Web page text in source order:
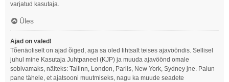
varjatud kasutaja.
Üles
Ajad on valed!
Tõenäoliselt on ajad õiged, aga sa oled lihtsalt teises ajavööndis. Sellisel
juhul mine Kasutaja Juhtpaneel (KJP) ja muuda ajavöönd omale
sobivamaks, näiteks: Tallinn, London, Pariis, New York, Sydney jne. Palun
pane tähele, et ajatsooni muutmiseks, nagu ka muude seadete